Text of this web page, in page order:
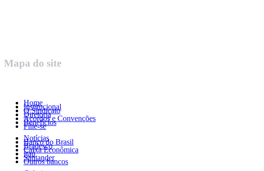
Mapa do site
Home
Institucional
O Sindicato
Diretoria
Acordos e Convenções
Benefícios
Filie-se
Notícias
Banco do Brasil
Bradesco
Caixa Econômica
Itaú
Santander
Outros bancos